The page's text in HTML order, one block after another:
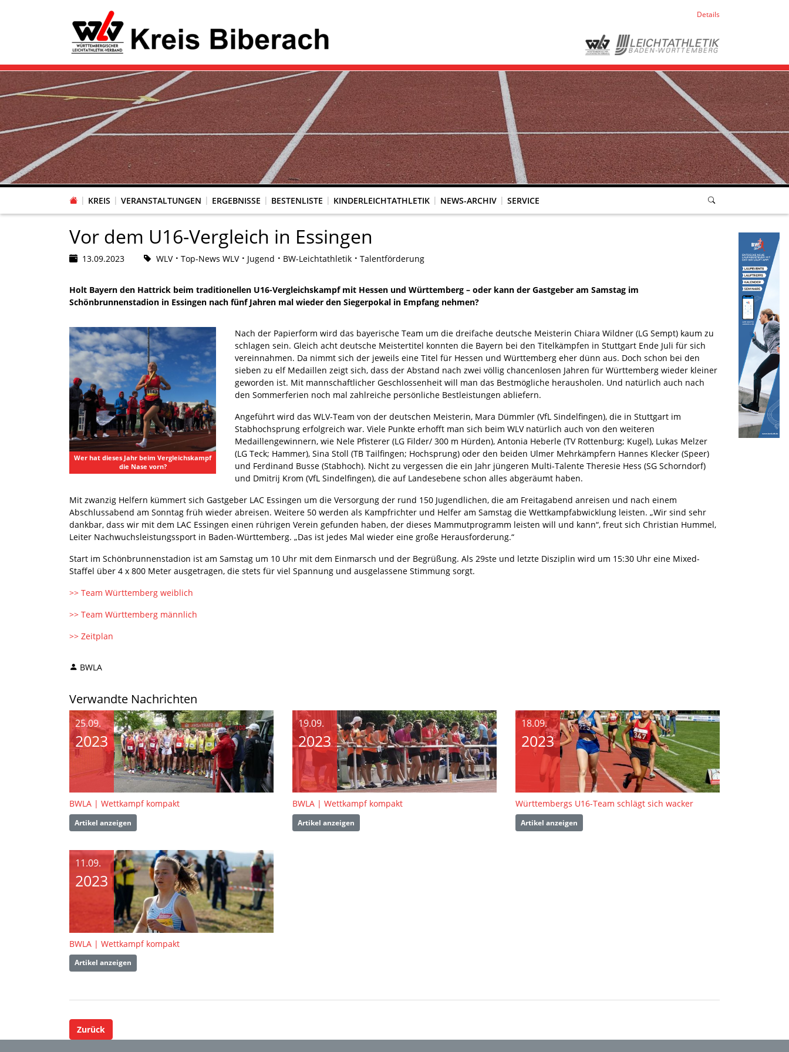
Details
KREIS VERANSTALTUNGEN ERGEBNISSE BESTENLISTE KINDERLEICHTATHLETIK NEWS-ARCHIV SERVICE
Vor dem U16-Vergleich in Essingen
13.09.2023 WLV Top-News WLV Jugend BW-Leichtathletik Talentförderung
Holt Bayern den Hattrick beim traditionellen U16-Vergleichskampf mit Hessen und Württemberg – oder kann der Gastgeber am Samstag im
Schönbrunnenstadion in Essingen nach fünf Jahren mal wieder den Siegerpokal in Empfang nehmen?
Wer hat dieses Jahr beim Vergleichskampf
die Nase vorn?
Nach der Papierform wird das bayerische Team um die dreifache deutsche Meisterin Chiara Wildner (LG Sempt) kaum zu
schlagen sein. Gleich acht deutsche Meistertitel konnten die Bayern bei den Titelkämpfen in Stuttgart Ende Juli für sich
vereinnahmen. Da nimmt sich der jeweils eine Titel für Hessen und Württemberg eher dünn aus. Doch schon bei den
sieben zu elf Medaillen zeigt sich, dass der Abstand nach zwei völlig chancenlosen Jahren für Württemberg wieder kleiner
geworden ist. Mit mannschaftlicher Geschlossenheit will man das Bestmögliche herausholen. Und natürlich auch nach
den Sommerferien noch mal zahlreiche persönliche Bestleistungen abliefern.
Angeführt wird das WLV-Team von der deutschen Meisterin, Mara Dümmler (VfL Sindelfingen), die in Stuttgart im
Stabhochsprung erfolgreich war. Viele Punkte erhofft man sich beim WLV natürlich auch von den weiteren
Medaillengewinnern, wie Nele Pfisterer (LG Filder/ 300 m Hürden), Antonia Heberle (TV Rottenburg; Kugel), Lukas Melzer
(LG Teck; Hammer), Sina Stoll (TB Tailfingen; Hochsprung) oder den beiden Ulmer Mehrkämpfern Hannes Klecker (Speer)
und Ferdinand Busse (Stabhoch). Nicht zu vergessen die ein Jahr jüngeren Multi-Talente Theresie Hess (SG Schorndorf)
und Dmitrij Krom (VfL Sindelfingen), die auf Landesebene schon alles abgeräumt haben.
Mit zwanzig Helfern kümmert sich Gastgeber LAC Essingen um die Versorgung der rund 150 Jugendlichen, die am Freitagabend anreisen und nach einem
Abschlussabend am Sonntag früh wieder abreisen. Weitere 50 werden als Kampfrichter und Helfer am Samstag die Wettkampfabwicklung leisten. „Wir sind sehr
dankbar, dass wir mit dem LAC Essingen einen rührigen Verein gefunden haben, der dieses Mammutprogramm leisten will und kann“, freut sich Christian Hummel,
Leiter Nachwuchsleistungssport in Baden-Württemberg. „Das ist jedes Mal wieder eine große Herausforderung.“
Start im Schönbrunnenstadion ist am Samstag um 10 Uhr mit dem Einmarsch und der Begrüßung. Als 29ste und letzte Disziplin wird um 15:30 Uhr eine Mixed-
Staffel über 4 x 800 Meter ausgetragen, die stets für viel Spannung und ausgelassene Stimmung sorgt.
>> Team Württemberg weiblich
>> Team Württemberg männlich
>> Zeitplan
BWLA
Verwandte Nachrichten
25.09.
2023
BWLA | Wettkampf kompakt
Artikel anzeigen
19.09.
2023
BWLA | Wettkampf kompakt
Artikel anzeigen
18.09.
2023
Württembergs U16-Team schlägt sich wacker
Artikel anzeigen
11.09.
2023
BWLA | Wettkampf kompakt
Artikel anzeigen
Zurück